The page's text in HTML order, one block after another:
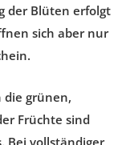
der Blüten erfolgt
sich aber nur
die grünen,
Früchte sind